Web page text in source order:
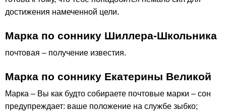
достижения намеченной цели.
Марка по соннику Шиллера-Школьника
почтовая – получение известия.
Марка по соннику Екатерины Великой
Марка – Вы как будто собираете почтовые марки – сон
предупреждает: ваше положение на службе зыбко;